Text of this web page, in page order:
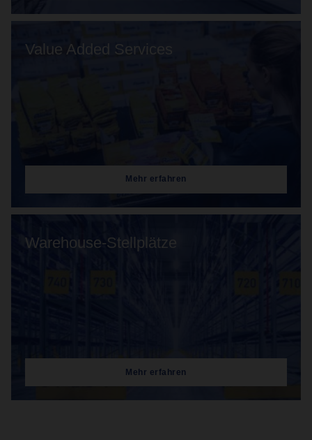
Value Added Services
Mehr erfahren
Warehouse-Stellplätze
Mehr erfahren